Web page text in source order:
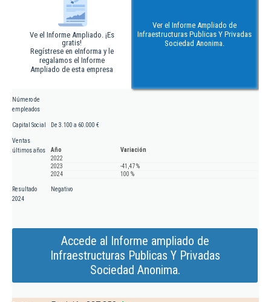
Ve el Informe Ampliado. ¡Es
gratis!
Regístrese en eInforma y le
regalamos el Informe
Ampliado de esta empresa
Ver el Informe Ampliado de
Infraestructuras Publicas Y Privadas
Sociedad Anonima.
Número de
empleados
Capital Social De 3.100 a 60.000 €
Ventas
últimos años
Año
Variación
2022
2023
-41,47 %
2024
100 %
Resultado
2024
Negativo
Accede al Informe ampliado de
Infraestructuras Publicas Y Privadas
Sociedad Anonima.